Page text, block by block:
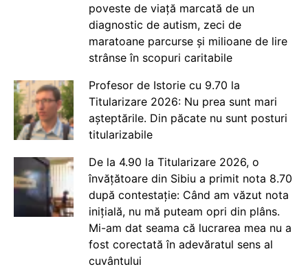
poveste de viață marcată de un
diagnostic de autism, zeci de
maratoane parcurse și milioane de lire
strânse în scopuri caritabile
Profesor de Istorie cu 9.70 la
Titularizare 2026: Nu prea sunt mari
așteptările. Din păcate nu sunt posturi
titularizabile
De la 4.90 la Titularizare 2026, o
învățătoare din Sibiu a primit nota 8.70
după contestație: Când am văzut nota
inițială, nu mă puteam opri din plâns.
Mi-am dat seama că lucrarea mea nu a
fost corectată în adevăratul sens al
cuvântului